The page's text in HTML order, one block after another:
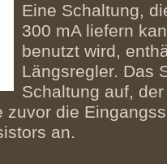
Eine Schaltung,
300 mA liefern
benutzt wird,
Längsregler. Das
Schaltung auf,
die
an.